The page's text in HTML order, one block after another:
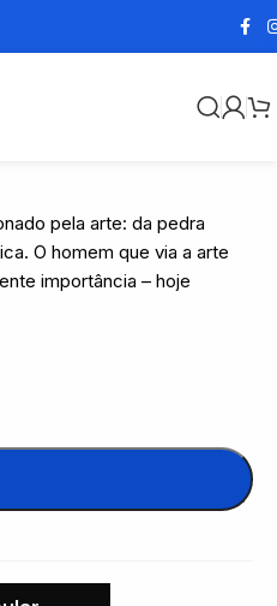
pela arte: da pedra
O homem que via a arte
importância – hoje